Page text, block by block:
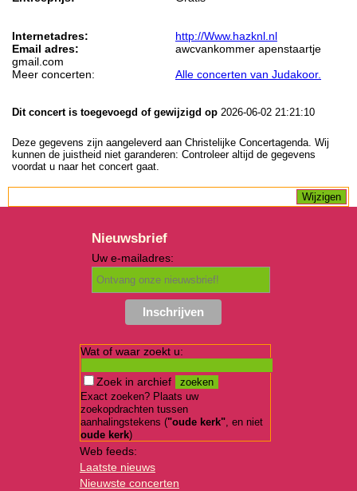
Internetadres:
http://Www.hazknl.nl
Email adres:
awcvankommer apenstaartje
gmail.com
Meer concerten:
Alle concerten van Judakoor.
Dit concert is toegevoegd of gewijzigd op 2026-06-02 21:21:10
Deze gegevens zijn aangeleverd aan Christelijke Concertagenda. Wij
kunnen de juistheid niet garanderen: Controleer altijd de gegevens
voordat u naar het concert gaat.
Nieuwsbrief
Uw e-mailadres:
Wat of waar zoekt u:
Zoek in archief
Exact zoeken? Plaats uw
zoekopdrachten tussen
aanhalingstekens ("oude kerk", en niet
oude kerk)
Web feeds:
Laatste nieuws
Nieuwste concerten